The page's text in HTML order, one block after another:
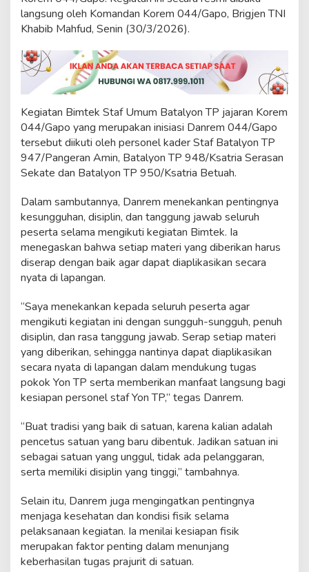
k
a
D
a
n
m
F
o
k
u
a
d
a
P
n
g
k
t
a
n
K
o
m
e
t
e
n
s
langsung oleh Komandan Korem 044/Gapo, Brigjen TNI
Khabib Mahfud, Senin (30/3/2026).
Kegiatan Bimtek Staf Umum Batalyon TP jajaran Korem
044/Gapo yang merupakan inisiasi Danrem 044/Gapo
tersebut diikuti oleh personel kader Staf Batalyon TP
947/Pangeran Amin, Batalyon TP 948/Ksatria Serasan
Sekate dan Batalyon TP 950/Ksatria Betuah.
Dalam sambutannya, Danrem menekankan pentingnya
kesungguhan, disiplin, dan tanggung jawab seluruh
peserta selama mengikuti kegiatan Bimtek. Ia
menegaskan bahwa setiap materi yang diberikan harus
diserap dengan baik agar dapat diaplikasikan secara
nyata di lapangan.
“Saya menekankan kepada seluruh peserta agar
mengikuti kegiatan ini dengan sungguh-sungguh, penuh
disiplin, dan rasa tanggung jawab. Serap setiap materi
yang diberikan, sehingga nantinya dapat diaplikasikan
secara nyata di lapangan dalam mendukung tugas
pokok Yon TP serta memberikan manfaat langsung bagi
kesiapan personel staf Yon TP,” tegas Danrem.
“Buat tradisi yang baik di satuan, karena kalian adalah
pencetus satuan yang baru dibentuk. Jadikan satuan ini
sebagai satuan yang unggul, tidak ada pelanggaran,
serta memiliki disiplin yang tinggi,” tambahnya.
Selain itu, Danrem juga mengingatkan pentingnya
menjaga kesehatan dan kondisi fisik selama
pelaksanaan kegiatan. Ia menilai kesiapan fisik
merupakan faktor penting dalam menunjang
keberhasilan tugas prajurit di satuan.